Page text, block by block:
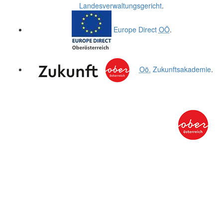
Landesverwaltungsgericht.
Europe Direct OÖ.
Oö. Zukunftsakademie.